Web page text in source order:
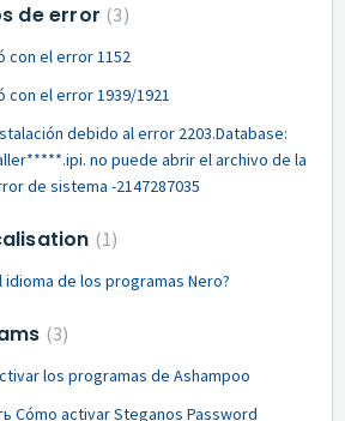
de error 3
con el error 1152
con el error 1939/1921
debido al error 2203.Database:
no puede abrir el archivo de la
de sistema -2147287035
1
idioma de los programas Nero?
3
los programas de Ashampoo
Cómo activar Steganos Password